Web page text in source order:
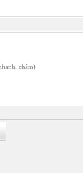
chậm)